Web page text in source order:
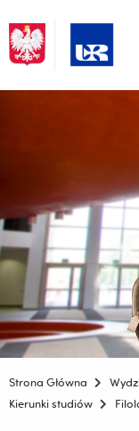
Strona Główna
Kierunki studiów